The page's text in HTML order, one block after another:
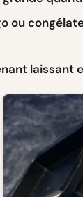
ou
laissant